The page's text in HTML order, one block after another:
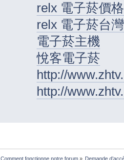
relx 電子菸價格
relx 電子菸台灣
電子菸主機
悅客電子菸
http://
http://
Comment fonctionne notre forum» Demande